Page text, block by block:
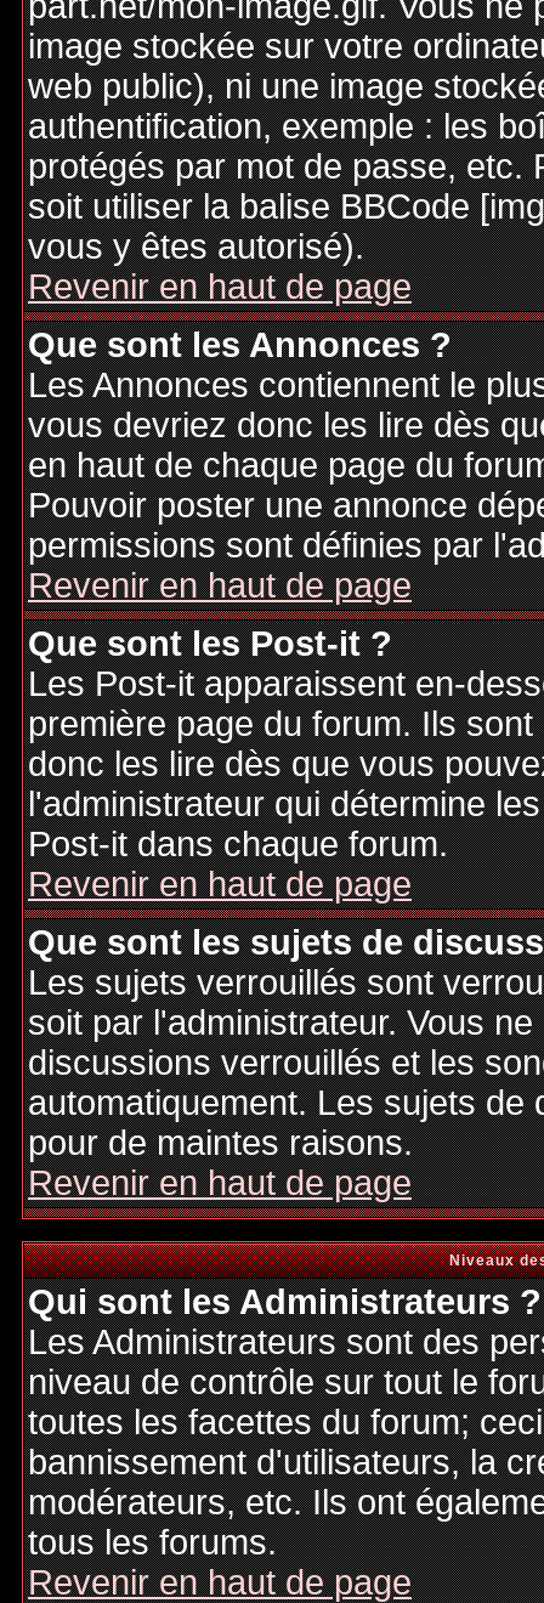
image stockée sur votre
web public), ni une image
authentification, exemple : les
protégés par mot de passe, etc.
soit utiliser la balise BBCode
vous y êtes autorisé).
Revenir en haut de page
Que sont les Annonces ?
Les Annonces contiennent le
vous devriez donc les lire dès
en haut de chaque page du
Pouvoir poster une annonce
permissions sont définies par
Revenir en haut de page
Que sont les Post-it ?
Les Post-it apparaissent en-
première page du forum. Ils
donc les lire dès que vous
l'administrateur qui détermine
Post-it dans chaque forum.
Revenir en haut de page
Que sont les sujets de
Les sujets verrouillés sont
soit par l'administrateur. Vous
discussions verrouillés et les
automatiquement. Les sujets
pour de maintes raisons.
Revenir en haut de page
Niveaux
Qui sont les Administrateurs ?
Les Administrateurs sont des
niveau de contrôle sur tout le
toutes les facettes du forum;
bannissement d'utilisateurs, la
modérateurs, etc. Ils ont
tous les forums.
Revenir en haut de page